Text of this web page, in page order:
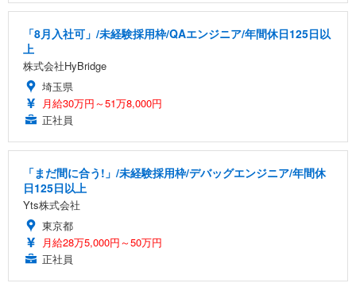
「8月入社可」/未経験採用枠/QAエンジニア/年間休日125日以
上
株式会社HyBridge
埼玉県
月給30万円～51万8,000円
正社員
「まだ間に合う!」/未経験採用枠/デバッグエンジニア/年間休
日125日以上
Yts株式会社
東京都
月給28万5,000円～50万円
正社員